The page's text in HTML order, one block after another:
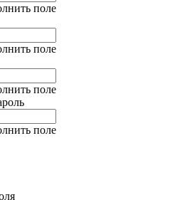
поле
поле
поле
поле